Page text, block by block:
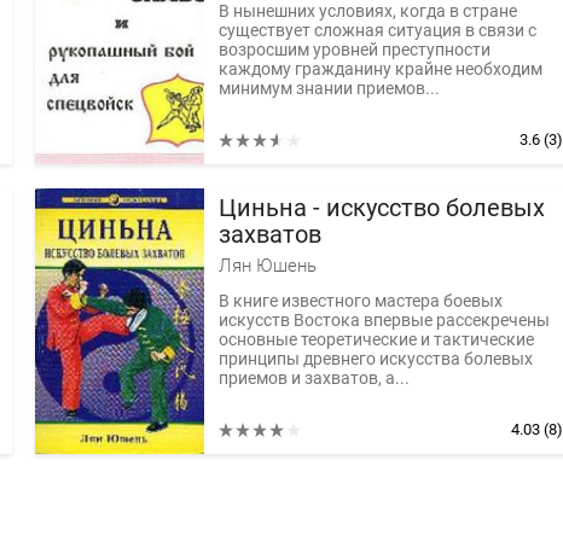
В нынешних условиях, когда в стране
существует сложная ситуация в связи с
возросшим уровней преступности
каждому гражданину крайне необходим
минимум знании приемов...
3.6(3)
Циньна - искусство болевых
захватов
Лян Юшень
В книге известного мастера боевых
искусств Востока впервые рассекречены
основные теоретические и тактические
принципы древнего искусства болевых
приемов и захватов, а...
4.03(8)